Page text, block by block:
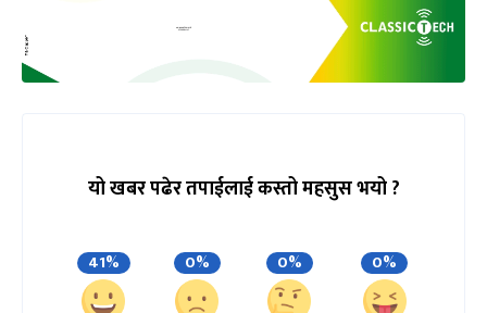
यो खबर पढेर तपाईलाई कस्तो महसुस भयो ?
41% 0% 0% 0%